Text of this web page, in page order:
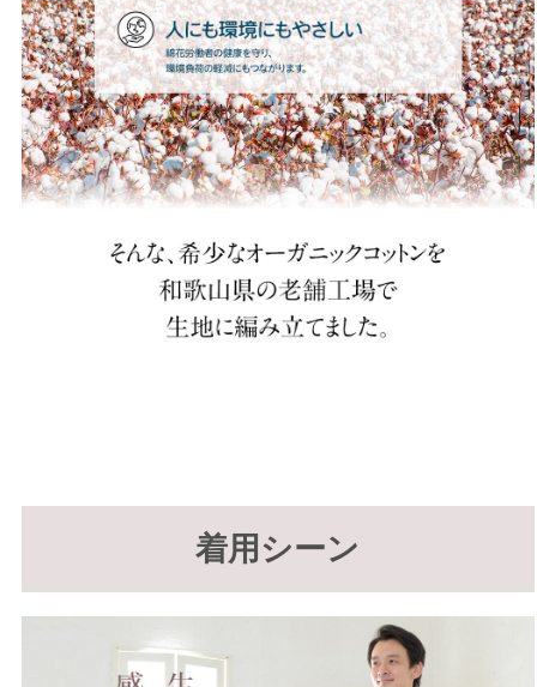
着用シーン